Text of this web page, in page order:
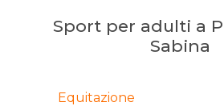
Sport per adulti a
Sabina
Equitazione